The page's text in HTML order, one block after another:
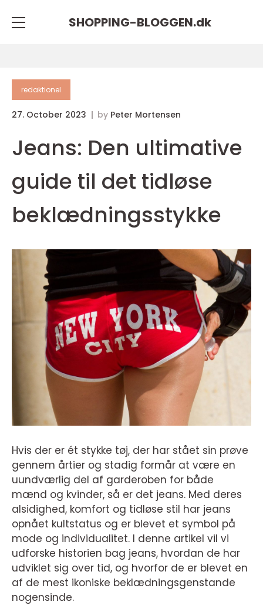
SHOPPING-BLOGGEN.dk
redaktionel
27. October 2023 by Peter Mortensen
Jeans: Den ultimative
guide til det tidløse
beklædningsstykke
Hvis der er ét stykke tøj, der har stået sin prøve
gennem årtier og stadig formår at være en
uundværlig del af garderoben for både
mænd og kvinder, så er det jeans. Med deres
alsidighed, komfort og tidløse stil har jeans
opnået kultstatus og er blevet et symbol på
mode og individualitet. I denne artikel vil vi
udforske historien bag jeans, hvordan de har
udviklet sig over tid, og hvorfor de er blevet en
af de mest ikoniske beklædningsgenstande
nogensinde.